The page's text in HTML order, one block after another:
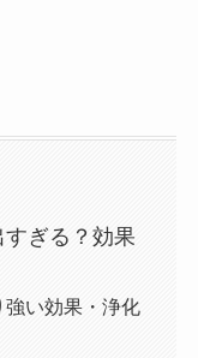
ぎる？効果
強い効果・浄化